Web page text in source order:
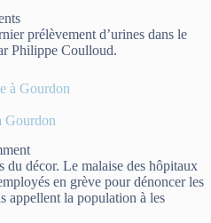
prélèvement d’urines dans le
Philippe Coulloud.
Gourdon
du décor. Le malaise des hôpitaux
en grève pour dénoncer les
appellent la population à les